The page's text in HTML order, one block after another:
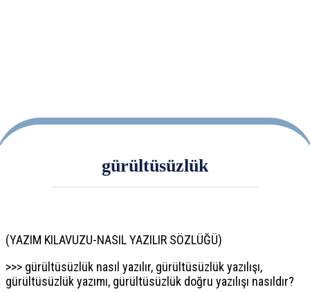
gürültüsüzlük
(YAZIM KILAVUZU-NASIL YAZILIR SÖZLÜĞÜ)
>>> gürültüsüzlük nasıl yazılır, gürültüsüzlük yazılışı,
gürültüsüzlük yazımı, gürültüsüzlük doğru yazılışı nasıldır?